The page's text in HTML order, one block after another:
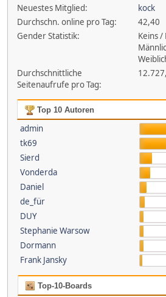
Neuestes Mitglied:
kock
Durchschn. online pro Tag:
42,40
Gender Statistik:
Keins /
Durchschnittliche
Seitenaufrufe pro Tag:
Top 10 Autoren
admin
tk69
Sierd
Vonderda
Daniel
de_für
DUY
Stephanie Warsow
Dormann
Frank Jansky
Top-10-Boards